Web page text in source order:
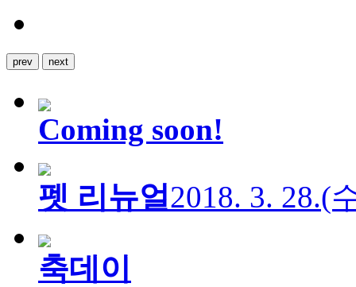
prev next
Coming soon!
펫 리뉴얼2018. 3. 28.(
축데이